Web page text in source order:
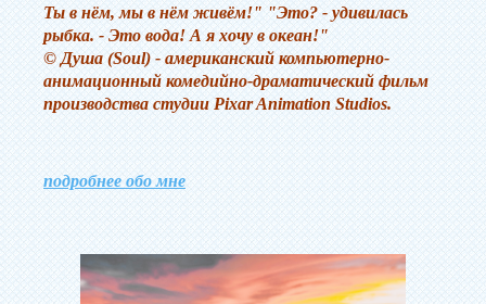
Ты в нём, мы в нём живём!" "Это? - удивилась
рыбка. - Это вода! А я хочу в океан!"
© Душа (Soul) - американский компьютерно-
анимационный комедийно-драматический фильм
производства студии Pixar Animation Studios.
подробнее обо мне